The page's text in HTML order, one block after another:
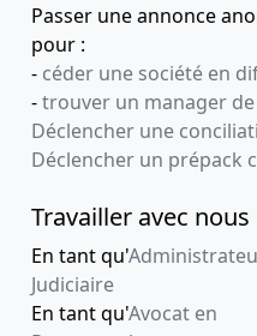
03-08-2011
Passer une annonce
pour :
- céder une société en
-trouver un manager
Déclencher une
Déclencher un prépack
Travailler avec nous
En tant qu'
Judiciaire
En tant qu'Avocat en